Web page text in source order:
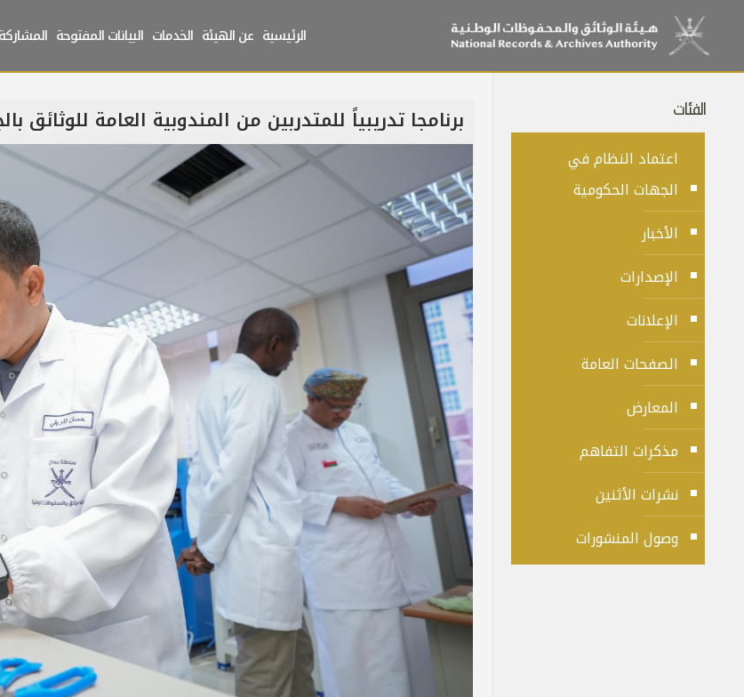
الرئيسية عن الهيئة الخدمات البيانات المفتوحة
برنامجا تدريبياً للمتدربين من المندوبية العامة للوثائق الفئات
اعتماد النظام في
الجهات الحكومية
الأخبار
الإصدارات
الإعلانات
الصفحات العامة
المعارض
مذكرات التفاهم
نشرات الأثنين
وصول المنشورات